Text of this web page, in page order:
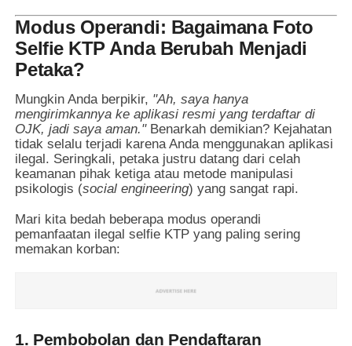
Modus Operandi: Bagaimana Foto
Selfie KTP Anda Berubah Menjadi
Petaka?
Mungkin Anda berpikir, "Ah, saya hanya
mengirimkannya ke aplikasi resmi yang terdaftar di
OJK, jadi saya aman."Benarkah demikian? Kejahatan
tidak selalu terjadi karena Anda menggunakan aplikasi
ilegal. Seringkali, petaka justru datang dari celah
keamanan pihak ketiga atau metode manipulasi
psikologis (social engineering) yang sangat rapi.
Mari kita bedah beberapa modus operandi
pemanfaatan ilegal selfie KTP yang paling sering
memakan korban:
1. Pembobolan dan Pendaftaran